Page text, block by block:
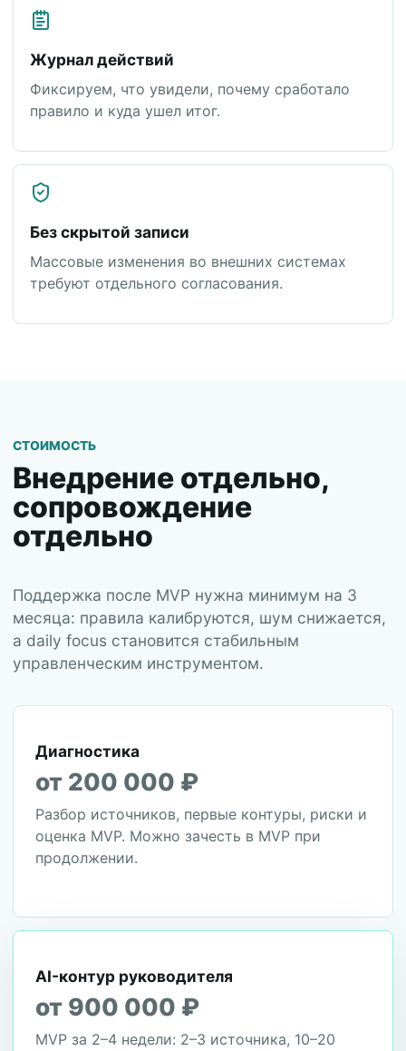
Журнал действий
Фиксируем, что увидели, почему сработало
правило и куда ушел итог.
Без скрытой записи
Массовые изменения во внешних системах
требуют отдельного согласования.
СТОИМОСТЬ
Внедрение отдельно,
сопровождение
отдельно
Поддержка после MVP нужна минимум на 3
месяца: правила калибруются, шум снижается,
а daily focus становится стабильным
управленческим инструментом.
Диагностика
от 200 000 ₽
Разбор источников, первые контуры, риски и
оценка MVP. Можно зачесть в MVP при
продолжении.
AI-контур руководителя
от 900 000 ₽
MVP за 2–4 недели: 2–3 источника, 10–20